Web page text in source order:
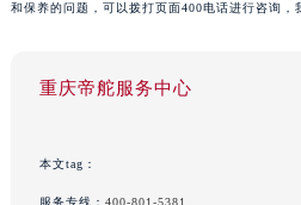
和保养的问题，可以拨打页面400电话进行咨询，
重庆帝舵服务中心
本文tag：
服务专线： 400-801-5381